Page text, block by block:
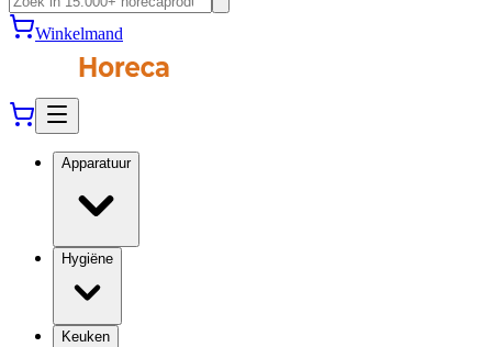
Winkelmand
Apparatuur
Hygiëne
Keuken